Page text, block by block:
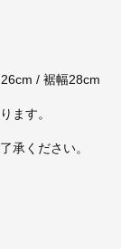
/ 裾幅28cm
ます。
承ください。